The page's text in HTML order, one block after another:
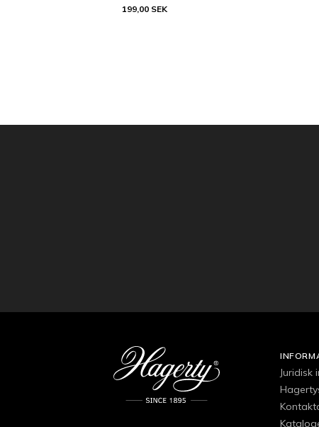
199,00 SEK
Juridisk